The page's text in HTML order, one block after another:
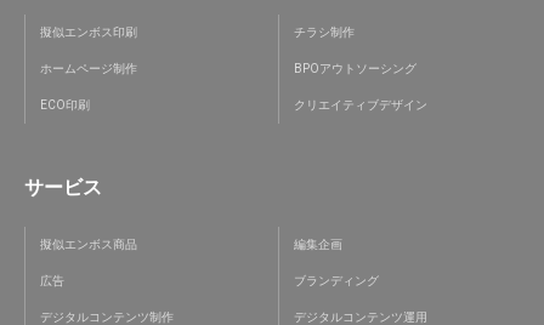
擬似エンボス印刷 チラシ制作
ホームページ制作 BPOアウトソーシング
ECO印刷 クリエイティブデザイン
サービス
擬似エンボス商品 編集企画
広告 ブランディング
デジタルコンテンツ制作 デジタルコンテンツ運用